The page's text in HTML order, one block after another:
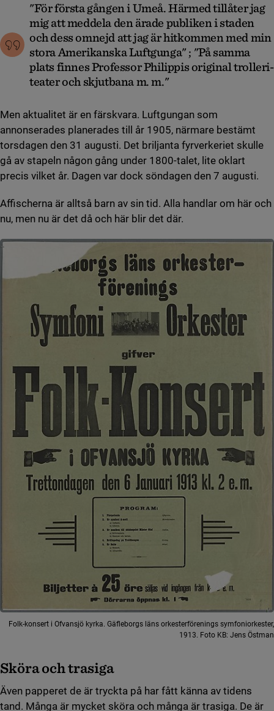
"För första gången i Umeå. Härmed tillåter jag
mig att meddela den ärade publiken i staden
och dess omnejd att jag är hitkommen med min
stora Amerikanska Luftgunga" ; "På samma
plats finnes Professor Philippis original trolleri-
teater och skjutbana m. m."
Men aktualitet är en färskvara. Luftgungan som
annonserades planerades till år 1905, närmare bestämt
torsdagen den 31 augusti. Det briljanta fyrverkeriet skulle
gå av stapeln någon gång under 1800-talet, lite oklart
precis vilket år. Dagen var dock söndagen den 7 augusti.
Affischerna är alltså barn av sin tid. Alla handlar om här och
nu, men nu är det då och här blir det där.
Folk-konsert i Ofvansjö kyrka. Gäfleborgs läns orkesterförenings symfoniorkester,
1913. Foto KB: Jens Östman
Sköra och trasiga
Även papperet de är tryckta på har fått känna av tidens
tand. Många är mycket sköra och många är trasiga. De är